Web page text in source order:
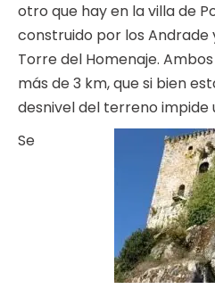
otro que hay en la villa de
construido por los Andrade
Torre del Homenaje.
más de 3 km, que si bien
desnivel del terreno impide
Se